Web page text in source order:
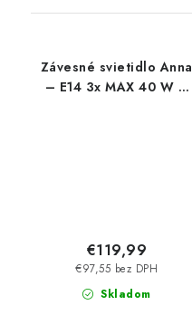
Závesné svietidlo Anna
– E14 3x MAX 40 W –
Skladom
€97,55 bez DPH
€119,99